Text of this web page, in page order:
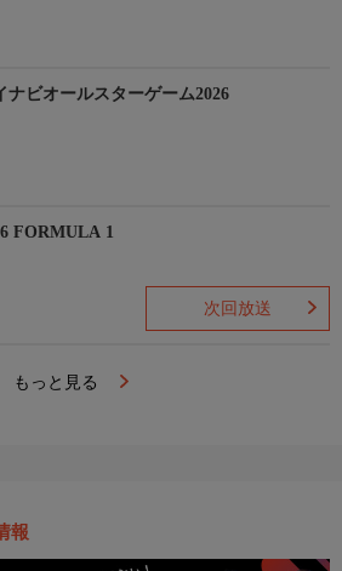
ナビオールスターゲーム2026
FORMULA 1
次回放送
もっと見る
報